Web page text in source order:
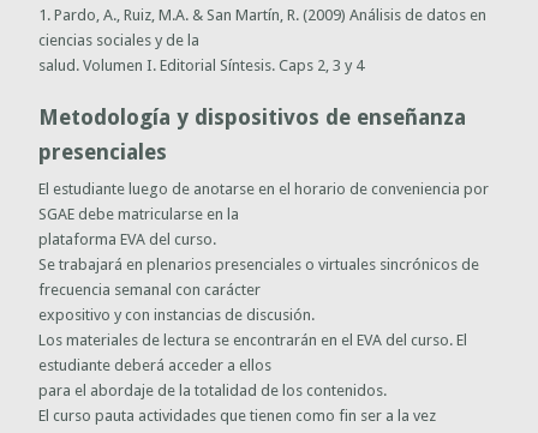
1. Pardo, A., Ruiz, M.A. & San Martín, R. (2009) Análisis de datos en
ciencias sociales y de la
salud. Volumen I. Editorial Síntesis. Caps 2, 3 y 4
Metodología y dispositivos de enseñanza
presenciales
El estudiante luego de anotarse en el horario de conveniencia por
SGAE debe matricularse en la
plataforma EVA del curso.
Se trabajará en plenarios presenciales o virtuales sincrónicos de
frecuencia semanal con carácter
expositivo y con instancias de discusión.
Los materiales de lectura se encontrarán en el EVA del curso. El
estudiante deberá acceder a ellos
para el abordaje de la totalidad de los contenidos.
El curso pauta actividades que tienen como fin ser a la vez